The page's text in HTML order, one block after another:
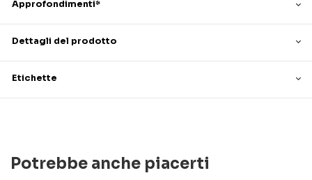
Approfondimenti*
Dettagli del prodotto
Etichette
Potrebbe anche piacerti